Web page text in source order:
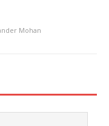
Mohan